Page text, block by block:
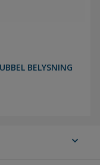
BELYSNING
expand_more